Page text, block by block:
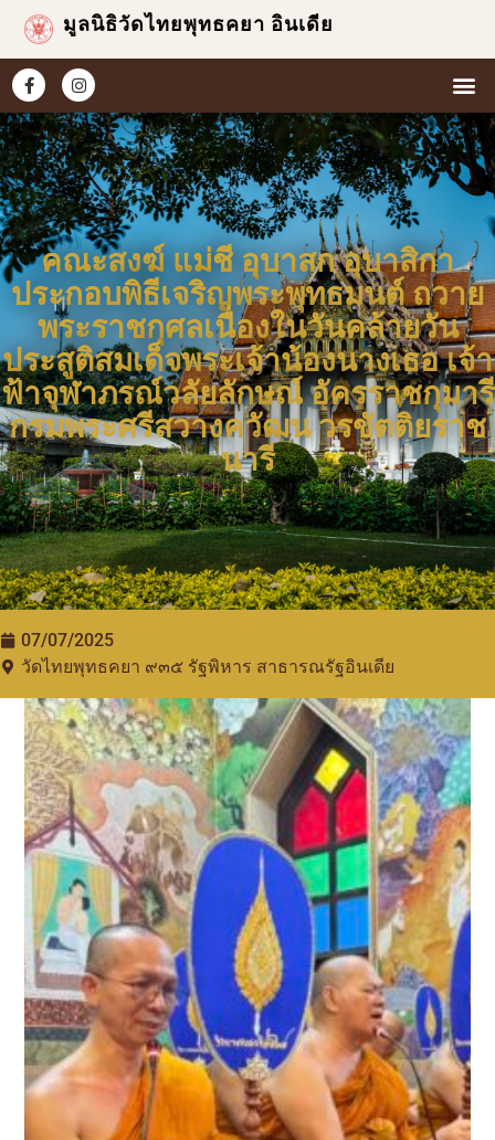
มูลนิธิวัดไทยพุทธคยา อินเดีย
คณะสงฆ์ แม่ชี อุบาสก อุบาสิกา
ประกอบพิธีเจริญพระพุทธมนต์ ถวาย
พระราชกุศลเนื่องในวันคล้ายวัน
ประสูติสมเด็จพระเจ้าน้องนางเธอ เจ้า
ฟ้าจุฬาภรณ์วลัยลักษณ์ อัครราชกุมารี
กรมพระศรีสวางควัฒน วรขัตติยราช
นารี
07/07/2025
วัดไทยพุทธคยา ๙๓๕​ รัฐพิหาร สาธารณรัฐอินเดีย